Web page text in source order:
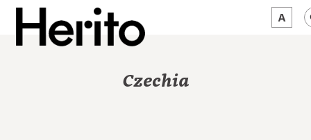
Czechia